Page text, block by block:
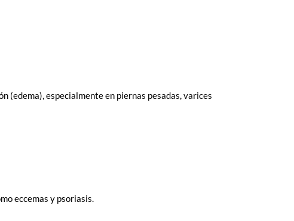
(edema), especialmente en piernas pesadas, varices
eccemas y psoriasis.